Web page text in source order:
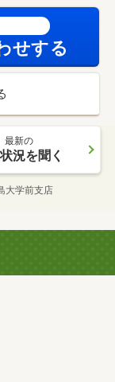
せする
最新の
況を聞く
大学前支店